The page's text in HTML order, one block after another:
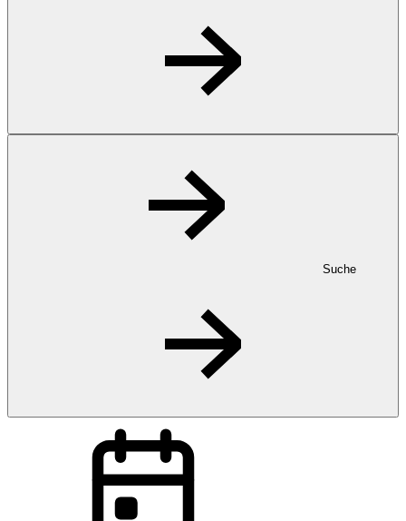
Suche